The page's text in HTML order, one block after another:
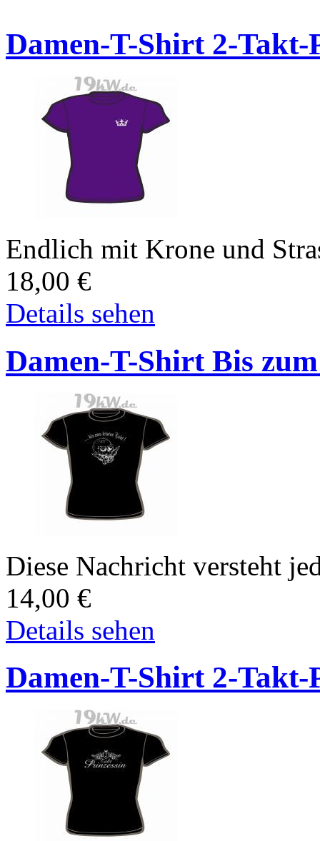
Damen-T-Shirt 2-Takt-
Endlich mit Krone und
18,00 €
Details sehen
Damen-T-Shirt Bis
Diese Nachricht versteht
14,00 €
Details sehen
Damen-T-Shirt 2-Takt-